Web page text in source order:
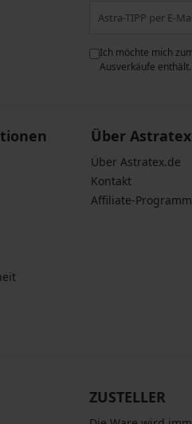
Ich möchte mich
Ausverkäufe
Über Astratex
Über Astratex.de
Kontakt
Affiliate-
ZUSTELLER